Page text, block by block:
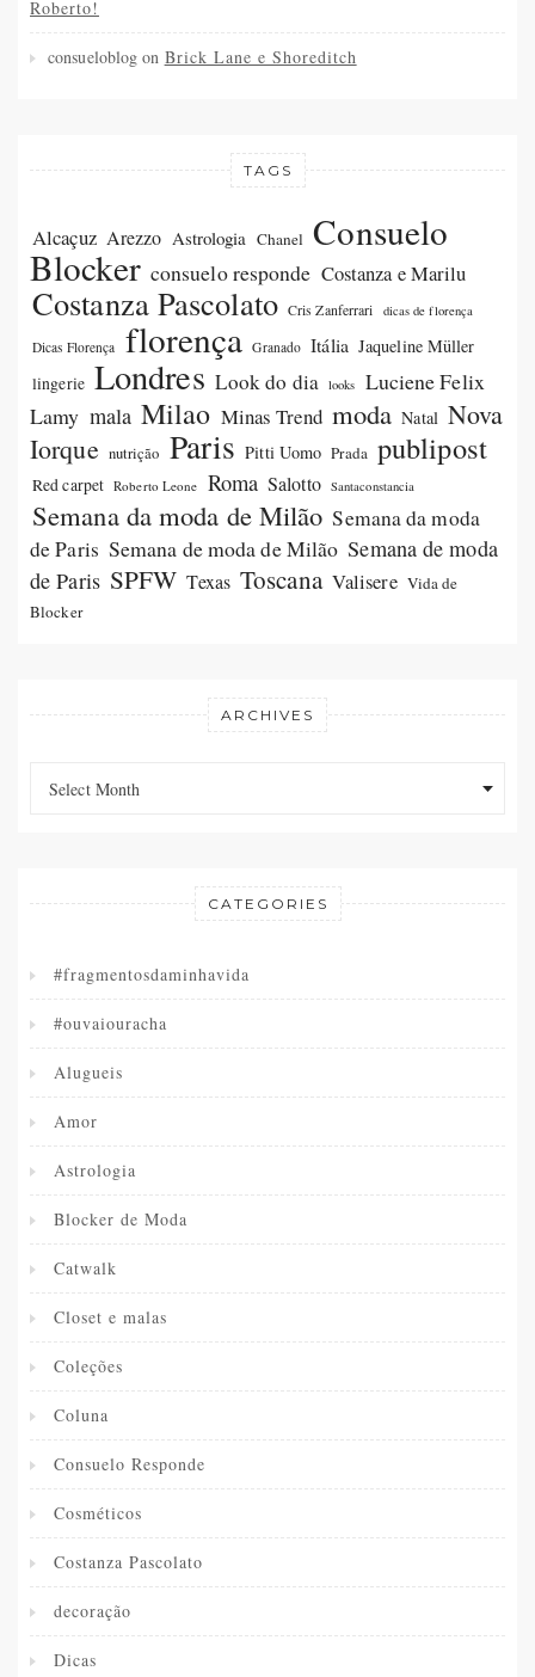
Roberto!
consueloblog on Brick Lane e Shoreditch
TAGS
Alcaçuz Arezzo Astrologia Chanel Consuelo
Blocker consuelo responde Costanza e Marilu
Costanza Pascolato Cris Zanferrari dicas de florença
Dicas Florença florença Granado Itália Jaqueline Müller
lingerie Londres Look do dia looks
Luciene Felix
Lamy mala Milao Minas Trend moda Natal Nova
Iorque nutrição Paris Pitti Uomo Prada publipost
Red carpet Roberto Leone Roma Salotto Santaconstancia
Semana da moda de Milão Semana da moda
de Paris Semana de moda de Milão Semana de moda
de Paris SPFW Texas Toscana Valisere Vida de
Blocker
ARCHIVES
Select Month
CATEGORIES
#fragmentosdaminhavida
#ouvaiouracha
Alugueis
Amor
Astrologia
Blocker de Moda
Catwalk
Closet e malas
Coleções
Coluna
Consuelo Responde
Cosméticos
Costanza Pascolato
decoração
Dicas